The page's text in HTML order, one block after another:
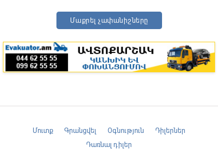
Մաքրել չափանիշները
Մուտք Գրանցվել Օգնություն
Դիլերներ
Դառնալ դիլեր